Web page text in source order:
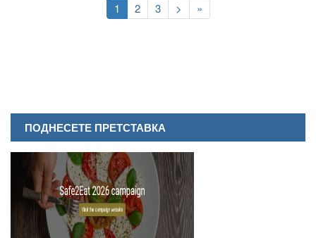
Current
page
1 Page
2 Page
3
Следна
страна
>
Last
page
»
ПОДНЕСЕТЕ ПРЕТСТАВКА